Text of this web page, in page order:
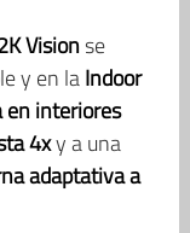
Visionse
y en laIndoor
en interiores
4xy a una
adaptativa a